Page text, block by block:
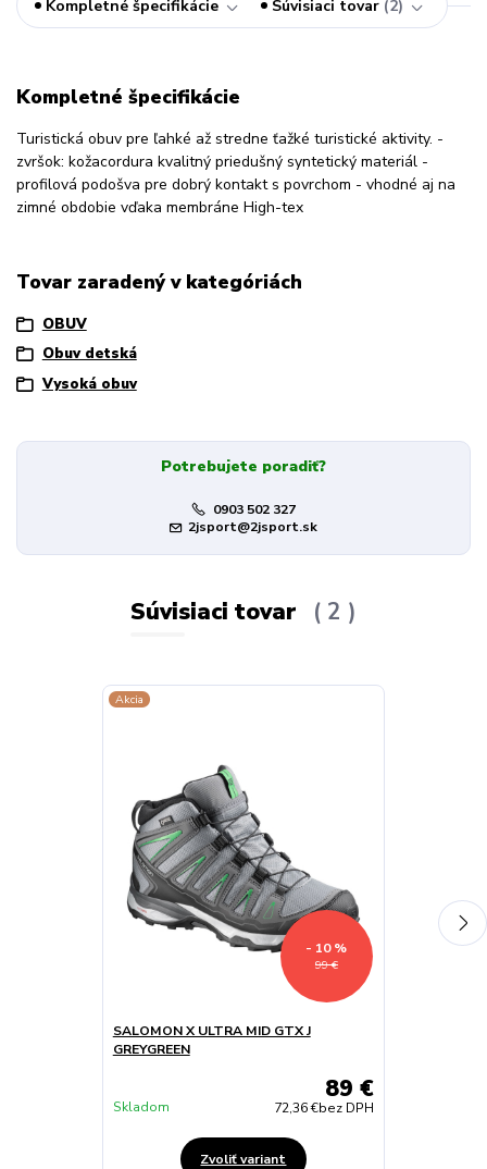
Kompletné špecifikácie Súvisiaci tovar 2
Kompletné špecifikácie
Turistická obuv pre ľahké až stredne ťažké turistické aktivity. -
zvršok: kožacordura kvalitný priedušný syntetický materiál -
profilová podošva pre dobrý kontakt s povrchom - vhodné aj na
zimné obdobie vďaka membráne High-tex
Tovar zaradený v kategóriách
OBUV
Obuv detská
Vysoká obuv
Potrebujete poradiť?
0903 502 327
2jsport@2jsport.sk
Súvisiaci tovar 2
Akcia
99 €
- 10 %
SALOMON X ULTRA MID GTX J
GREYGREEN
89 €
72,36 €bez DPH
Skladom
Zvoliť variant